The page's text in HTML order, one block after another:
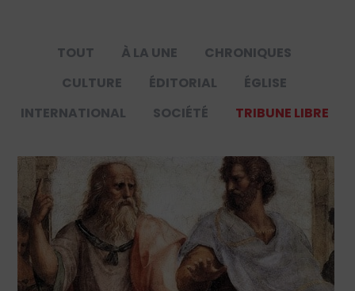
TOUT À LA UNE
CHRONIQUES
CULTURE
ÉDITORIAL
ÉGLISE
INTERNATIONAL
SOCIÉTÉ TRIBUNE LIBRE